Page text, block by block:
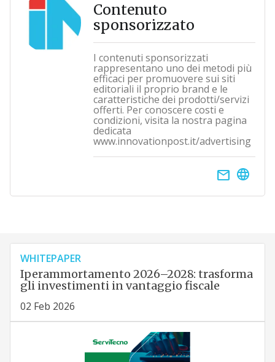
Contenuto
sponsorizzato
I contenuti sponsorizzati
rappresentano uno dei metodi più
efficaci per promuovere sui siti
editoriali il proprio brand e le
caratteristiche dei prodotti/servizi
offerti. Per conoscere costi e
condizioni, visita la nostra pagina
dedicata
www.innovationpost.it/advertising
email
WHITEPAPER
Iperammortamento 2026–2028: trasforma
gli investimenti in vantaggio fiscale
02 Feb 2026